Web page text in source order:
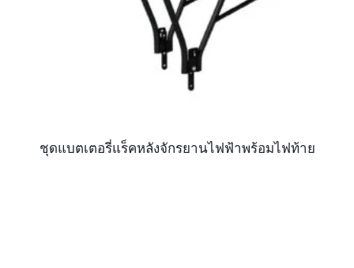
ชุดแบตเตอรี่แร็คหลังจักรยานไฟฟ้าพร้อมไฟท้าย